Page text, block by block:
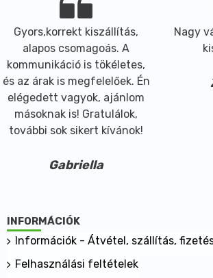
Gyors,korrekt kiszállítás,
alapos csomagoás. A
kommunikáció is tökéletes,
és az árak is megfelelőek. Én
elégedett vagyok, ajánlom
másoknak is! Gratulálok,
további sok sikert kívánok!
Gabriella
Nagy
INFORMÁCIÓK
Információk - Átvétel, szállítás,
Felhasználási feltételek